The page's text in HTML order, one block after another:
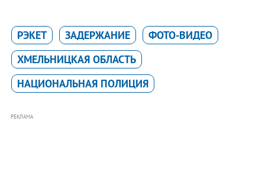
РЭКЕТ ЗАДЕРЖАНИЕ
ФОТО-ВИДЕО
ХМЕЛЬНИЦКАЯ ОБЛАСТЬ
НАЦИОНАЛЬНАЯ ПОЛИЦИЯ
РЕКЛАМА